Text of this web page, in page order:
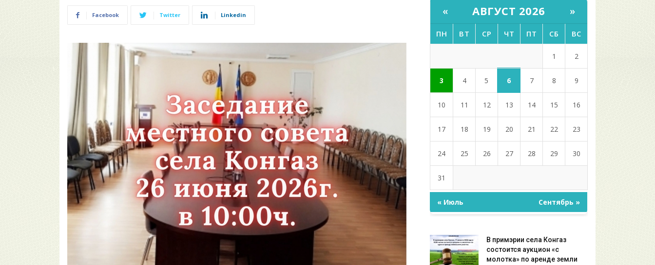
Facebook Twitter Linkedin « АВГУСТ 2026 »
ПН ВТ СР ЧТ ПТ СБ ВС
1 2
3 4 5 6 7 8 9
10 11 12 13 14 15 16
17 18 19 20 21 22 23
24 25 26 27 28 29 30
31
« Июль Сентябрь »
В примэрии села Конгаз
состоится аукцион «с
молотка» по аренде земли